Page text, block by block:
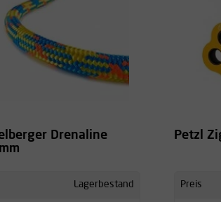
Drenaline
Lagerbestand
Petzl
Preis